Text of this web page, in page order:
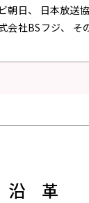
日、
日本放送
社BSフジ、
そ
沿 革